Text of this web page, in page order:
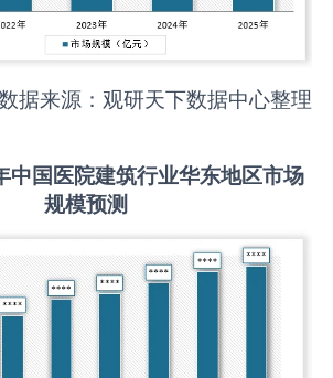
据来源：观研天下数据中心整理
中国医院建筑行业华东地区市场
规模预测